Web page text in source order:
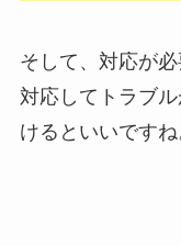
そして、対応が
対応してトラブ
けるといいですね